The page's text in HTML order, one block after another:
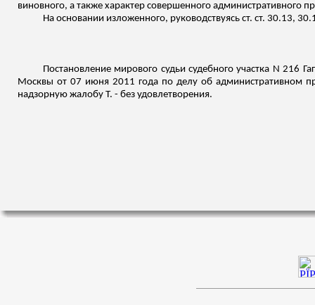
виновного, а также характер совершенного административного
На основании изложенного, руководствуясь ст. ст. 30.13,
Постановление мирового судьи судебного участка N 216
Москвы от 07 июня 2011 года по делу об административном
надзорную жалобу Т. - без удовлетворения.